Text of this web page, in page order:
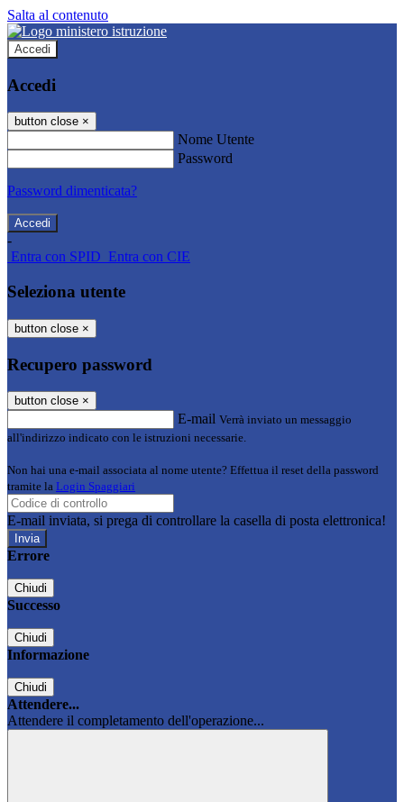
Salta al contenuto
Accedi
Accedi
button close ×
Nome Utente
Password
Password dimenticata?
-
Entra con SPID Entra con CIE
Seleziona utente
button close ×
Recupero password
button close ×
E-mail Verrà inviato un messaggio
all'indirizzo indicato con le istruzioni necessarie.
Non hai una e-mail associata al nome utente? Effettua il reset della password
tramite la Login Spaggiari
E-mail inviata, si prega di controllare la casella di posta elettronica!
Errore
Chiudi
Successo
Chiudi
Informazione
Chiudi
Attendere...
Attendere il completamento dell'operazione...